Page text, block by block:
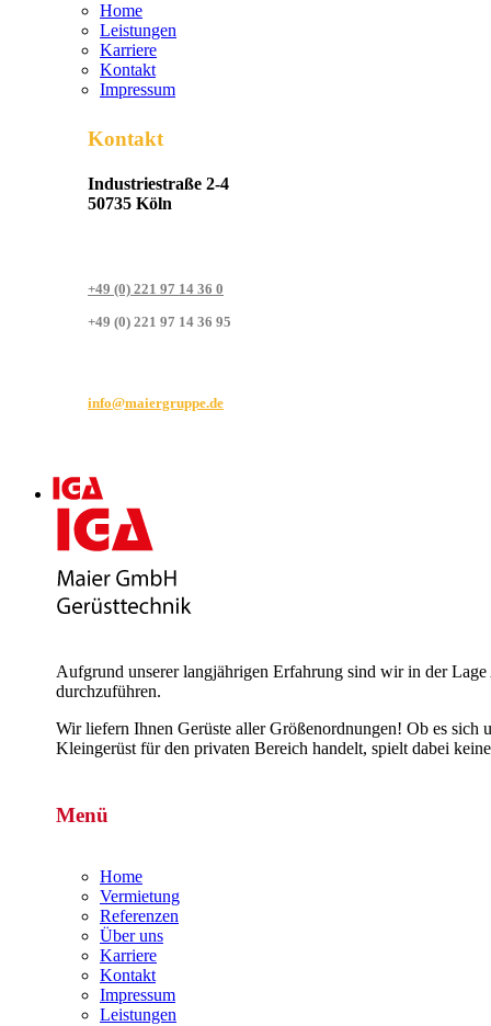
Home
Leistungen
Karriere
Kontakt
Impressum
Kontakt
Industriestraße 2-4
50735 Köln
+49 (0) 221 97 14 36 0
+49 (0) 221 97 14 36 95
info@maiergruppe.de
Aufgrund unserer langjährigen Erfahrung sind wir in der
durchzuführen.
Wir liefern Ihnen Gerüste aller Größenordnungen! Ob es sich
Kleingerüst für den privaten Bereich handelt, spielt dabei
Menü
Home
Vermietung
Referenzen
Über uns
Karriere
Kontakt
Impressum
Leistungen